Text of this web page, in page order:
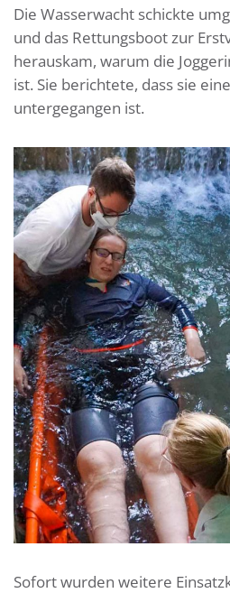
Die Wasserwacht schickte
und das Rettungsboot zur
herauskam, warum die
ist. Sie berichtete, dass sie
untergegangen ist.
Sofort wurden weitere